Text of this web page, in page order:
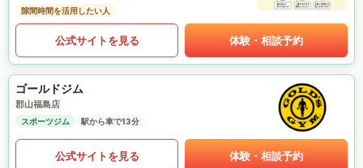
隙間時間を活用したい人
公式サイトを見る 体験・相談予約
ゴールドジム
郡山福島店
スポーツジム 駅から車で13分
公式サイトを見る 体験・相談予約